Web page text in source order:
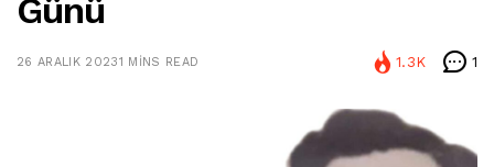
Günü
26 ARALIK 20231 MINS READ 1.3K 1